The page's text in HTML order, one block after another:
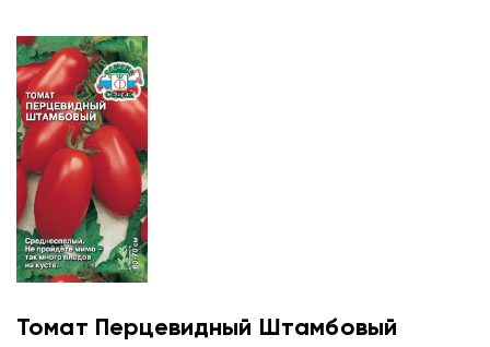
Томат Перцевидный Штамбовый